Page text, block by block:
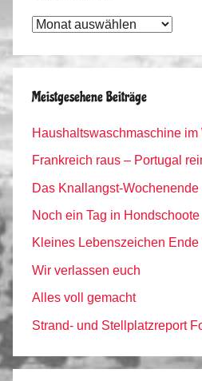
Tagebuch
Meistgesehene Beiträge
Haushaltswaschmaschine im
Frankreich raus – Portugal
Das Knallangst-Wochenende
Noch ein Tag in Hondschoote
Kleines Lebenszeichen Ende
Wir verlassen euch
Alles voll gemacht
Strand- und Stellplatzreport